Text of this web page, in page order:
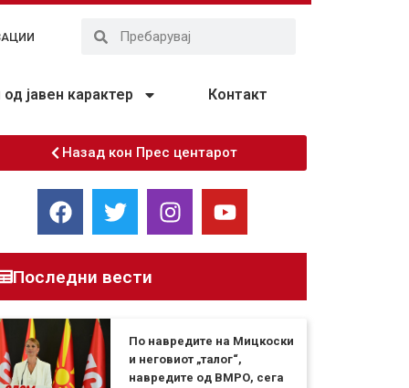
јавен карактер Контакт
Назад кон Прес центарот
Последни вести
По навредите на Мицкоски
и неговиот „талог“,
навредите од ВМРО, сега